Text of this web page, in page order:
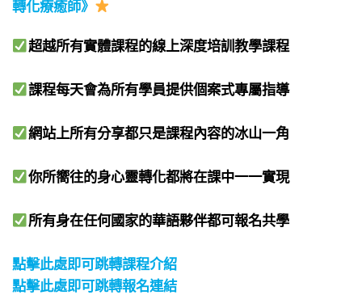
轉化療癒師》
超越所有實體課程的線上深度培訓教學課程​
課程每天會為所有學員提供個案式專屬指導​
網站上所有分享都只是課程內容的冰山一角​
你所嚮往的身心靈轉化都將在課中一一實現​
所有身在任何國家的華語夥伴都可報名共學​
點擊此處即可跳轉課程介紹
點擊此處即可跳轉報名連結